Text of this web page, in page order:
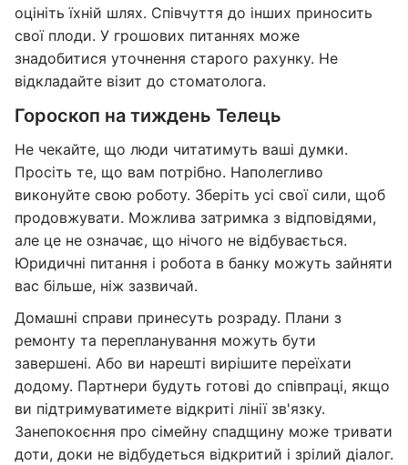
оцініть їхній шлях. Співчуття до інших приносить
свої плоди. У грошових питаннях може
знадобитися уточнення старого рахунку. Не
відкладайте візит до стоматолога.
Гороскоп на тиждень Телець
Не чекайте, що люди читатимуть ваші думки.
Просіть те, що вам потрібно. Наполегливо
виконуйте свою роботу. Зберіть усі свої сили, щоб
продовжувати. Можлива затримка з відповідями,
але це не означає, що нічого не відбувається.
Юридичні питання і робота в банку можуть зайняти
вас більше, ніж зазвичай.
Домашні справи принесуть розраду. Плани з
ремонту та перепланування можуть бути
завершені. Або ви нарешті вирішите переїхати
додому. Партнери будуть готові до співпраці, якщо
ви підтримуватимете відкриті лінії зв'язку.
Занепокоєння про сімейну спадщину може тривати
доти, доки не відбудеться відкритий і зрілий діалог.